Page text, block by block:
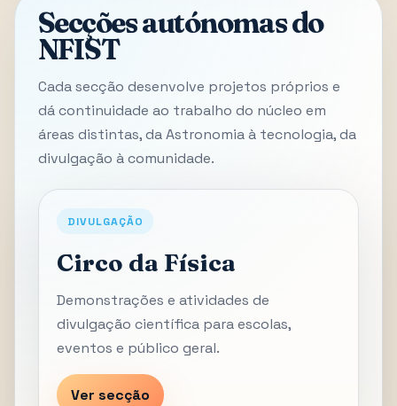
Secções autónomas do
NFIST
Cada secção desenvolve projetos próprios e
dá continuidade ao trabalho do núcleo em
áreas distintas, da Astronomia à tecnologia, da
divulgação à comunidade.
DIVULGAÇÃO
Circo da Física
Demonstrações e atividades de
divulgação científica para escolas,
eventos e público geral.
Ver secção